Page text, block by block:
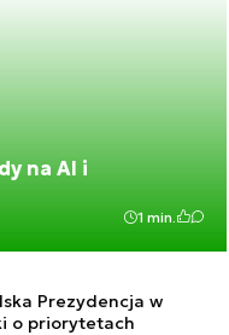
na AI i
1 min.
Prezydencja w
o priorytetach